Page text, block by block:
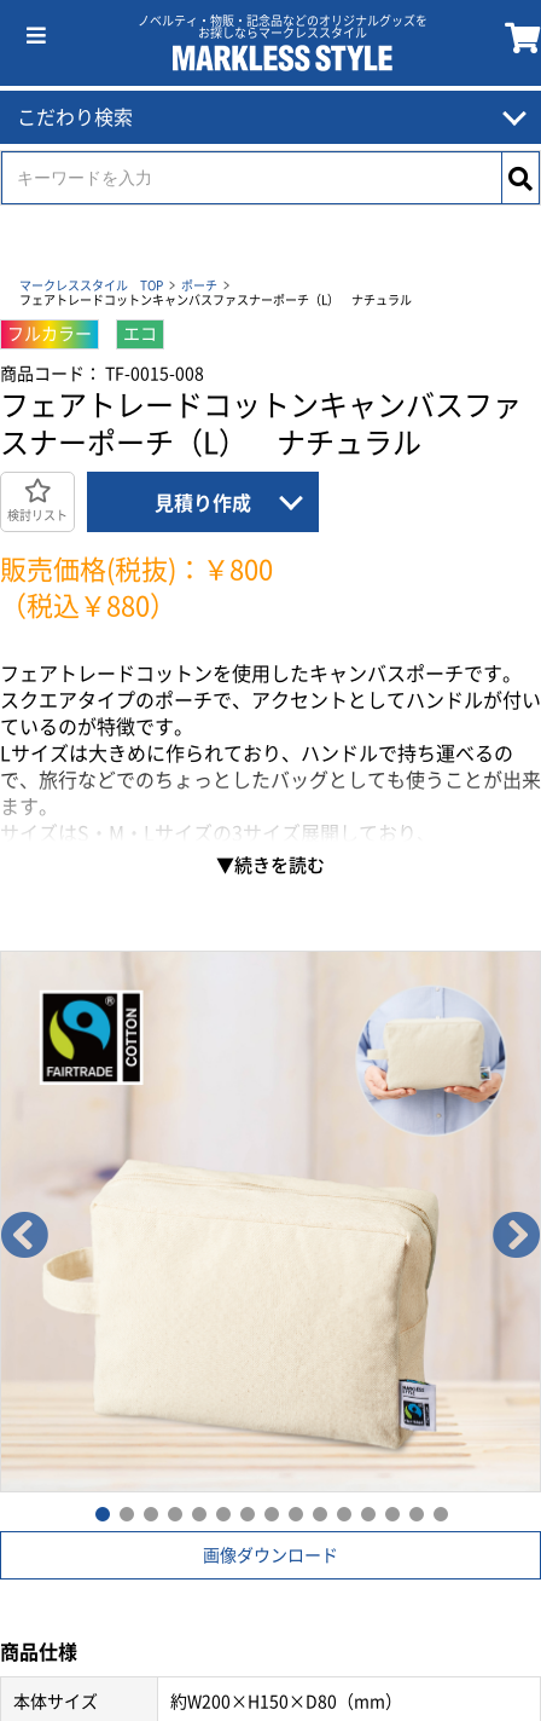
ノベルティ・物販・記念品などのオリジナルグッズを
お探しならマークレススタイル
こだわり検索
マークレススタイル TOP
ポーチ
フェアトレードコットンキャンバスファスナーポーチ（L） ナチュラル
フルカラー エコ
商品コード： TF-0015-008
フェアトレードコットンキャンバスファ
スナーポーチ（L） ナチュラル
検討リスト
見積り作成
販売価格(税抜)：￥800
（税込￥880）
フェアトレードコットンを使用したキャンバスポーチです。
スクエアタイプのポーチで、アクセントとしてハンドルが付い
ているのが特徴です。
Lサイズは大きめに作られており、ハンドルで持ち運べるの
で、旅行などでのちょっとしたバッグとしても使うことが出来
ます。
サイズはS・M・Lサイズの3サイズ展開しており、
ご利用用途によって使い分けがしやすい商品です。
▼フェアトレードとは？
フェアトレードとは発展途上国の原料や製品を適正な価格で購
入することで、そのような国の人々の生活改善や自治るを支援
する活動です。
当製品に使用されているコットンもフェアトレード認証生産者
から基準に従って調達された認証コットンです。
▼国際フェアトレード認証コットンラベルとは？
国際フェアトレード認証ラベルは、その原料が生産されてか
ら、輸出入、加工、製造工程を経て「国際フェアトレード認証
製品」として完成品となるまでの各工程で、国際フェアトレー
ドラベル機構（Fairtrade International）が定めた国際フェア
トレード基準が守られていることを証明するラベルです。
つまり、この商品はフェアトレードだという証明書や目印のよ
フェアトレード・ラベル・ジャパン公式サイト
画像ダウンロード
商品仕様
本体サイズ 約W200×H150×D80（mm）